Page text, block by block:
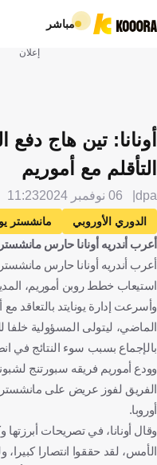
مباشر
إعلان
أونانا: تين هاج
التأقلم مع أموريم
dpa 06 نوفمبر 2024 11:23
الدوري الأوروبي مانشستر
باوك سالونيكا
اليونان
روبن أموريم
البرتغال
أعرب أندريه أونانا حارس
أعرب أندريه أونانا حارس
استيعاب خطط روبن أموريم،
وأسرعت إدارة يونايتد بالتعاقد
الماضي، ليتولى المسؤولية خلفا
بالإجماع بسبب سوء النتائج في
وودع أموريم فريقه سبورتنج
أوروبا.
وقال أونانا، في تصريحات أبرزتها
الأمس، لقد حققوا انتصارا